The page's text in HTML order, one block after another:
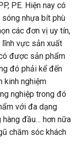
PE. Hiện nay có
nhựa bít phù
các đơn vị uy tín,
lĩnh vực sản xuất
được sản phẩm
đó phải kể đến
kinh nghiệm
nghiệp trong đó
với đa dạng
đầu… hơn nữa
chăm sóc khách